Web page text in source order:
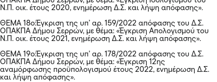
Ν.Π. οικ. έτους 2020, ενημέρωση Δ.Σ. και λήψη απόφασης».
ΘΕΜΑ 18ο:Έγκριση της υπ’ αρ. 159/2022 απόφασης του Δ.Σ.
ΟΠΑΚΠΑ Δήμου Σερρών, με θέμα: «Έγκριση Απολογισμού του
Ν.Π. οικ. έτους 2021, ενημέρωση Δ.Σ. και λήψη απόφασης».
ΘΕΜΑ 19ο:Έγκριση της υπ’ αρ. 178/2022 απόφασης του Δ.Σ.
ΟΠΑΚΠΑ Δήμου Σερρών, με θέμα: «Έγκριση 12ης
αναμόρφωσης προϋπολογισμού έτους 2022, ενημέρωση Δ.Σ.
και λήψη απόφασης».